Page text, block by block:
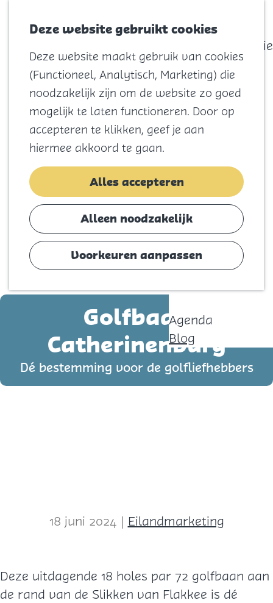
Deze website gebruikt cookies
Deze website maakt gebruik van cookies
(Functioneel, Analytisch, Marketing) die
noodzakelijk zijn om de website zo goed
mogelijk te laten functioneren. Door op
accepteren te klikken, geef je aan
hiermee akkoord te gaan.
Alles accepteren
Alleen noodzakelijk
Voorkeuren aanpassen
Menu
Zoeken
Watersport
Eilandhistorie
Voor kids
Naar het
strand
Natuur
Cultuur en
Winkelen
Koningsdag
Blijf
Eten
Slapen
Agenda
Blog
Golfbaan
Catherinenburg
Dé bestemming voor de golfliefhebbers
18 juni 2024 | Eilandmarketing
Deze uitdagende 18 holes par 72 golfbaan aan
de rand van de Slikken van Flakkee is dé